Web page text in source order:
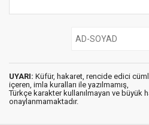
UYARI: Küfür, hakaret, rencide edici
içeren, imla kuralları ile yazılmamış,
Türkçe karakter kullanılmayan ve büyük
onaylanmamaktadır.